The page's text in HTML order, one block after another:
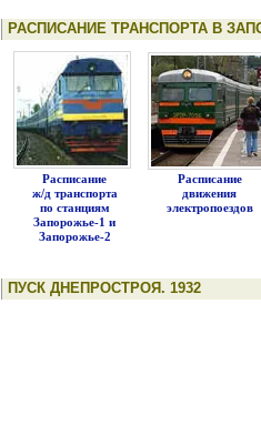
РАСПИСАНИЕ ТРАНСПОРТА В
Расписание
ж/д транспорта
по станциям
Запорожье-1 и
Запорожье-2
Расписание
движения
электропоездов
ПУСК ДНЕПРОСТРОЯ. 1932